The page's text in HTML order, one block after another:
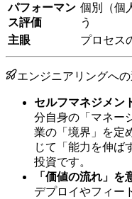
パフォーマン
ス評価
個別（個
う
主眼
プロセス
エンジニアリングへ
セルフマネジメン
分自身の「マネー
業の「境界」を定
じて「能力を伸ば
投資です。
「価値の流れ」を
デプロイやフィー